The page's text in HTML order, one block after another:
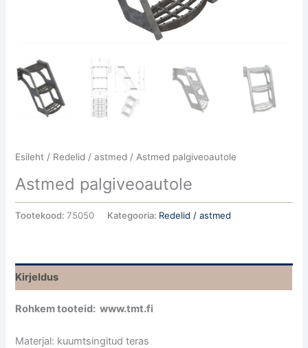
Esileht / Redelid / astmed / Astmed palgiveoautole
Astmed palgiveoautole
Tootekood:75050 Kategooria: Redelid / astmed
Kirjeldus
Rohkem tooteid: www.tmt.fi
Materjal: kuumtsingitud teras